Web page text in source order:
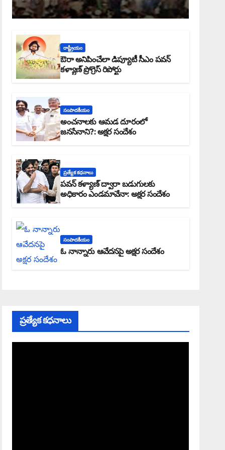
రాష్ట్రీయం
ఔరా అనిపించేలా డిప్యూటీ సీఎం పవన్
కళ్యాణ్ ప్రోగ్రెస్ రిపోర్టు
సంపాదకీయం
అంచనాలకు ఆమడ దూరంలో
జనసేనాని?: అక్షర సందేశం
ప్రత్యేక కధనాలు
పవన్ కళ్యాణ్ ద్వారా బడుగులకు
అధికారం ఎండమావేనా: అక్షర సందేశం
సంపాదకీయం
ఓ నాన్నారు ఆవేదనపై అక్షర సందేశం
ప్రత్యేక కధనాలు